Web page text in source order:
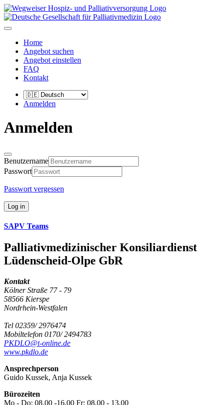
Home
Angebot suchen
Angebot einstellen
FAQ
Kontakt
Anmelden
Anmelden
Benutzername
Passwort
Passwort vergessen
Log in
SAPV Teams
Palliativmedizinischer Konsiliardienst
Lüdenscheid-Olpe GbR
Kontakt
Kölner Straße 77 - 79
58566 Kierspe
Nordrhein-Westfalen
Tel 02359/ 2976474
Mobiltelefon 0170/ 2494783
PKDLO@t-online.de
www.pkdlo.de
Ansprechperson
Guido Kussek, Anja Kussek
Bürozeiten
Mo - Do: 08.00 -16.00 Fr: 08.00 - 13.00